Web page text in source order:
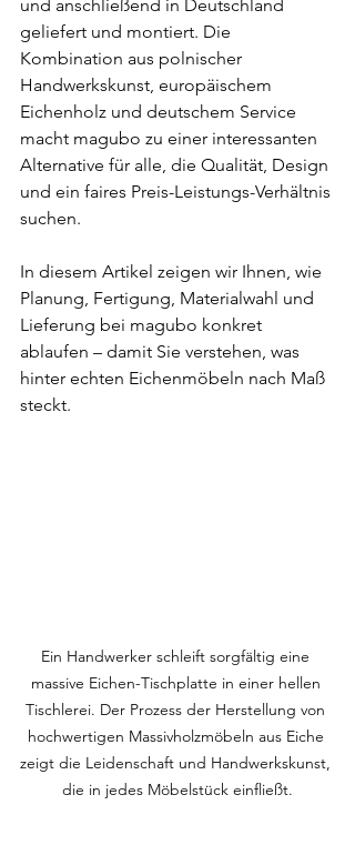
und anschließend in Deutschland
geliefert und montiert. Die
Kombination aus polnischer
Handwerkskunst, europäischem
Eichenholz und deutschem Service
macht magubo zu einer interessanten
Alternative für alle, die Qualität, Design
und ein faires Preis-Leistungs-Verhältnis
suchen.
In diesem Artikel zeigen wir Ihnen, wie
Planung, Fertigung, Materialwahl und
Lieferung bei magubo konkret
ablaufen – damit Sie verstehen, was
hinter echten Eichenmöbeln nach Maß
steckt.
Ein Handwerker schleift sorgfältig eine
massive Eichen-Tischplatte in einer hellen
Tischlerei. Der Prozess der Herstellung von
hochwertigen Massivholzmöbeln aus Eiche
zeigt die Leidenschaft und Handwerkskunst,
die in jedes Möbelstück einfließt.